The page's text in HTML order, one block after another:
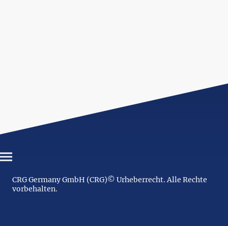
CRG Germany GmbH (CRG)© Urheberrecht. Alle Rechte
vorbehalten.